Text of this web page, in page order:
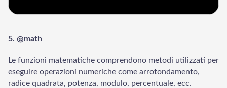
5. @math
Le funzioni matematiche comprendono metodi utilizzati per
eseguire operazioni numeriche come arrotondamento,
radice quadrata, potenza, modulo, percentuale, ecc.